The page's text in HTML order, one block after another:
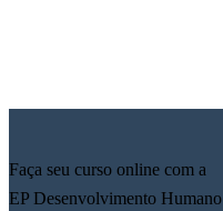
Faça seu curso online com a
EP Desenvolvimento Humano